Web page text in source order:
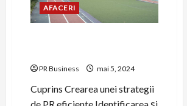
mărcii
AFACERI
PR Business mai 5, 2024
Cuprins Crearea unei strategii